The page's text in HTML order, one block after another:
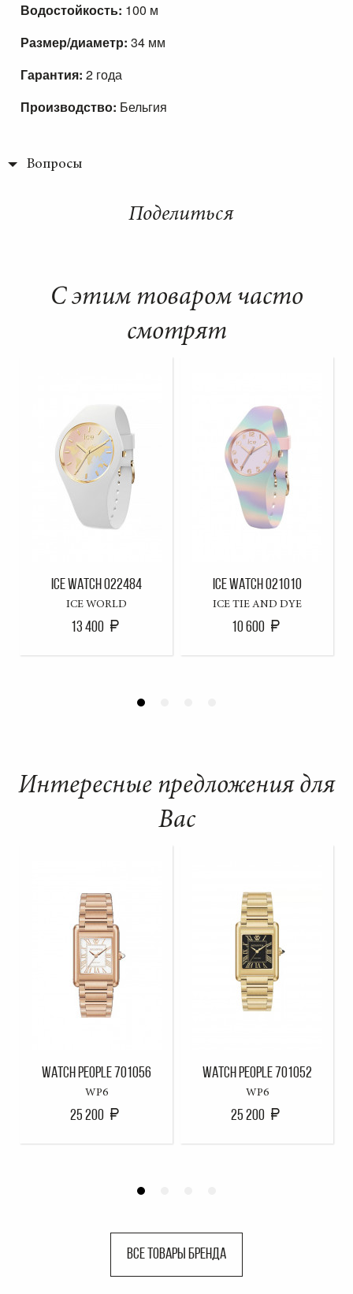
Водостойкость: 100 м
Размер/диаметр: 34 мм
Гарантия: 2 года
Производство: Бельгия
Вопросы
Поделиться
С этим товаром часто
смотрят
ICE WATCH 022484
ICE WORLD
13 400
ICE WATCH 021010
ICE TIE AND DYE
10 600
Интересные предложения для
Вас
WATCH PEOPLE 701056
WP6
25 200
WATCH PEOPLE 701052
WP6
25 200
ВСЕ ТОВАРЫ БРЕНДА